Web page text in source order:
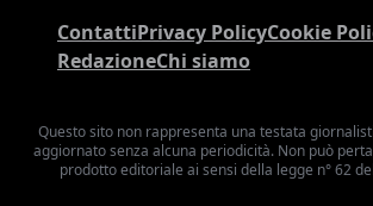
ContattiPrivacy PolicyCookie
RedazioneChi siamo
Questo sito non rappresenta una testata
aggiornato senza alcuna periodicità. Non può
prodotto editoriale ai sensi della legge n° 62